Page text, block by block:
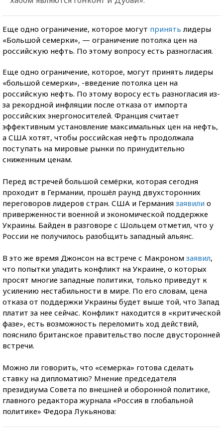
Еще одно ограничение, которое могут принять лидеры
«Большой семерки», — ограничение потолка цен на
российскую нефть. По этому вопросу есть разногласия.
Еще одно ограничение, которое, могут принять лидеры
«большой семерки», -введение потолка цен на
российскую нефть. По этому воросу есть разногласия из-
за рекордной инфляции после отказа от импорта
российских энергоносителей. Франция считает
эффективным установление максимальных цен на нефть,
а США хотят, чтобы российская нефть продолжала
поступать на мировые рынки по принудительно
сниженным ценам.
Перед встречей большой семёрки, которая сегодня
проходит в Германии, прошёл раунд двухсторонних
переговоров лидеров стран. США и Германия заявили о
приверженности военной и экономической поддержке
Украины. Байден в разговоре с Шольцем отметил, что у
России не получилось разобщить западный альянс.
В это же время Джонсон на встрече с Макроном заявил,
что попытки уладить конфликт на Украине, о которых
просят многие западные политики, только приведут к
усилению нестабильности в мире. По его словам, цена
отказа от поддержки Украины будет выше той, что Запад
платит за нее сейчас. Конфликт находится в «критической
фазе», есть возможность переломить ход действий,
пояснило британское правительство после двусторонней
встречи.
Можно ли говорить, что «семерка» готова сделать
ставку на дипломатию? Мнение председателя
президиума Совета по внешней и оборонной политике,
главного редактора журнала «Россия в глобальной
политике» Федора Лукьянова: